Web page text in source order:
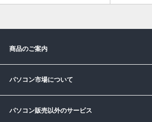
商品のご案内
パソコン市場について
パソコン販売以外のサービス